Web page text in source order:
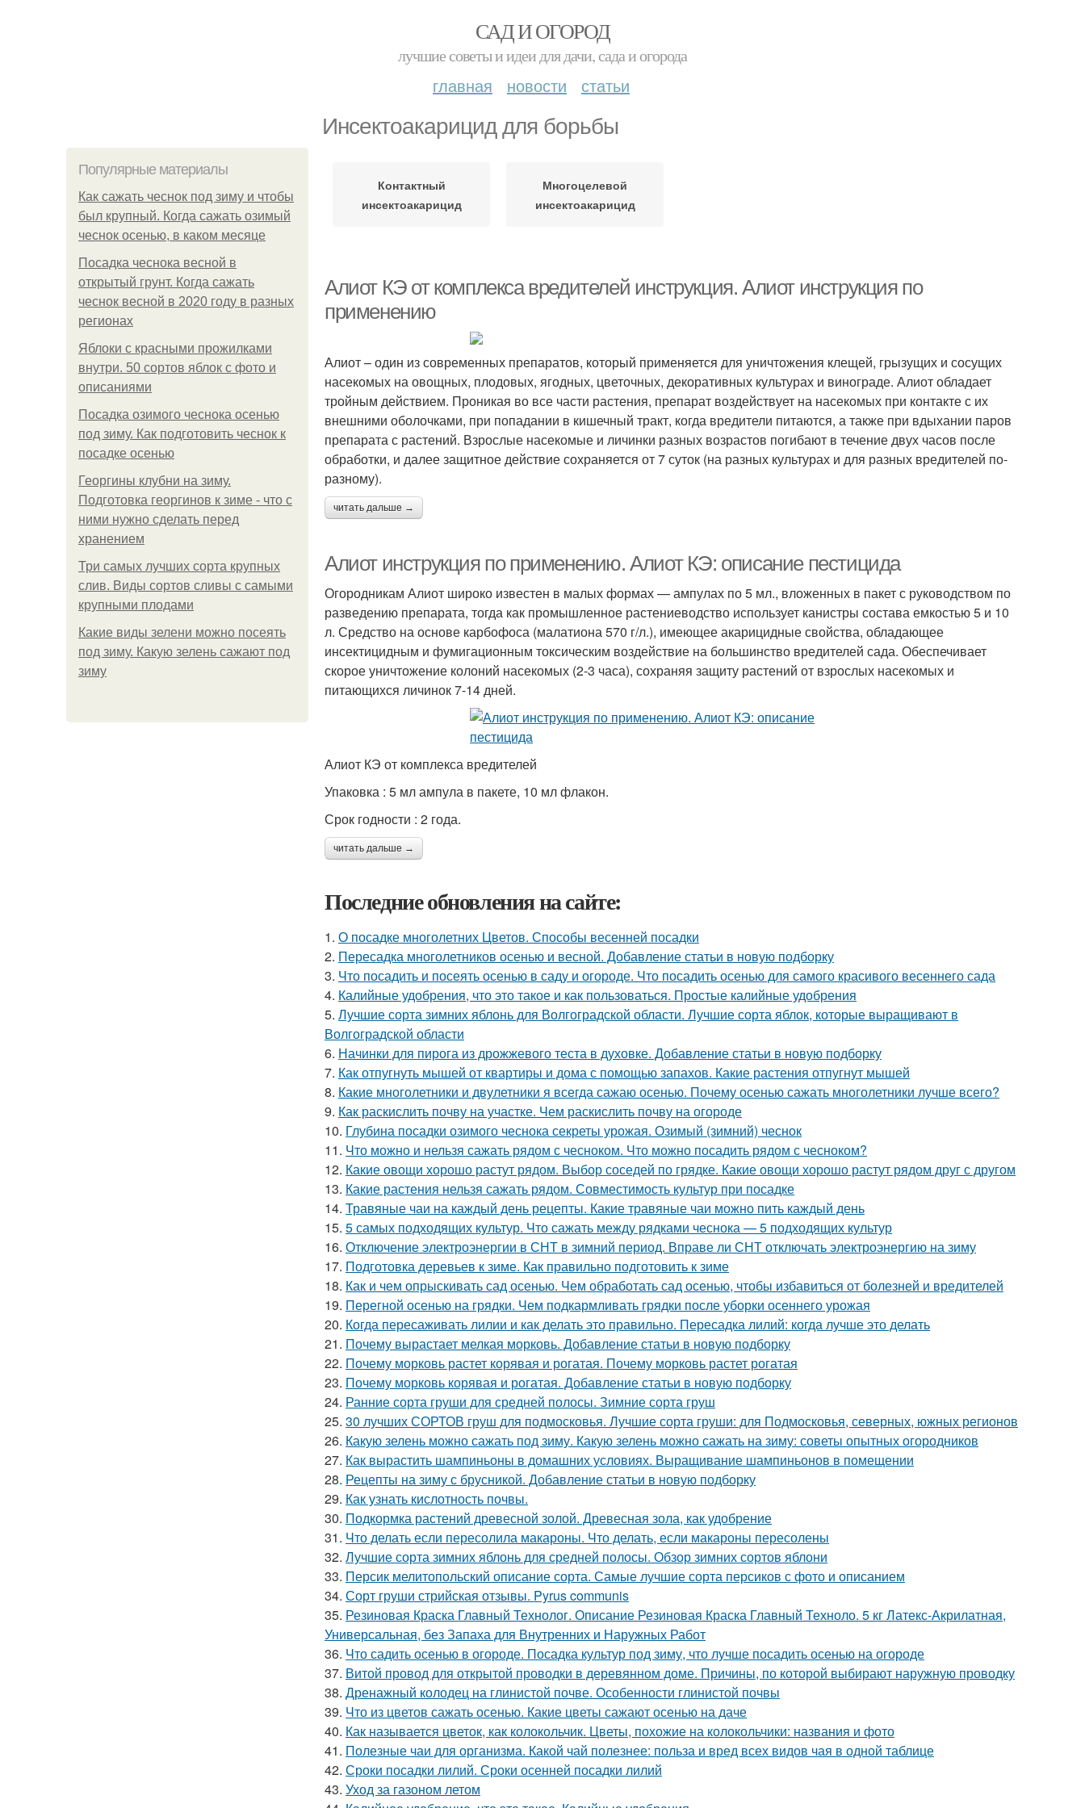
САД И ОГОРОД
лучшие советы и идеи для дачи, сада и огорода
главная новости статьи
Инсектоакарицид для борьбы
Популярные материалы
Как сажать чеснок под зиму и чтобы
был крупный. Когда сажать озимый
чеснок осенью, в каком месяце
Посадка чеснока весной в
открытый грунт. Когда сажать
чеснок весной в 2020 году в разных
регионах
Яблоки с красными прожилками
внутри. 50 сортов яблок с фото и
описаниями
Посадка озимого чеснока осенью
под зиму. Как подготовить чеснок к
посадке осенью
Георгины клубни на зиму.
Подготовка георгинов к зиме - что с
ними нужно сделать перед
хранением
Три самых лучших сорта крупных
слив. Виды сортов сливы с самыми
крупными плодами
Какие виды зелени можно посеять
под зиму. Какую зелень сажают под
зиму
Контактный
инсектоакарицид
Многоцелевой
инсектоакарицид
Алиот КЭ от комплекса вредителей инструкция. Алиот инструкция по
применению
Алиот – один из современных препаратов, который применяется для уничтожения клещей, грызущих и сосущих
насекомых на овощных, плодовых, ягодных, цветочных, декоративных культурах и винограде. Алиот обладает
тройным действием. Проникая во все части растения, препарат воздействует на насекомых при контакте с их
внешними оболочками, при попадании в кишечный тракт, когда вредители питаются, а также при вдыхании паров
препарата с растений. Взрослые насекомые и личинки разных возрастов погибают в течение двух часов после
обработки, и далее защитное действие сохраняется от 7 суток (на разных культурах и для разных вредителей по-
разному).
читать дальше →
Алиот инструкция по применению. Алиот КЭ: описание пестицида
Огородникам Алиот широко известен в малых формах — ампулах по 5 мл., вложенных в пакет с руководством по
разведению препарата, тогда как промышленное растениеводство использует канистры состава емкостью 5 и 10
л. Средство на основе карбофоса (малатиона 570 г/л.), имеющее акарицидные свойства, обладающее
инсектицидным и фумигационным токсическим воздействие на большинство вредителей сада. Обеспечивает
скорое уничтожение колоний насекомых (2-3 часа), сохраняя защиту растений от взрослых насекомых и
питающихся личинок 7-14 дней.
Алиот КЭ от комплекса вредителей
Упаковка : 5 мл ампула в пакете, 10 мл флакон.
Срок годности : 2 года.
читать дальше →
Последние обновления на сайте:
1. О посадке многолетних Цветов. Способы весенней посадки
2. Пересадка многолетников осенью и весной. Добавление статьи в новую подборку
3. Что посадить и посеять осенью в саду и огороде. Что посадить осенью для самого красивого весеннего сада
4. Калийные удобрения, что это такое и как пользоваться. Простые калийные удобрения
5. Лучшие сорта зимних яблонь для Волгоградской области. Лучшие сорта яблок, которые выращивают в
Волгоградской области
6. Начинки для пирога из дрожжевого теста в духовке. Добавление статьи в новую подборку
7. Как отпугнуть мышей от квартиры и дома с помощью запахов. Какие растения отпугнут мышей
8. Какие многолетники и двулетники я всегда сажаю осенью. Почему осенью сажать многолетники лучше всего?
9. Как раскислить почву на участке. Чем раскислить почву на огороде
10. Глубина посадки озимого чеснока секреты урожая. Озимый (зимний) чеснок
11. Что можно и нельзя сажать рядом с чесноком. Что можно посадить рядом с чесноком?
12. Какие овощи хорошо растут рядом. Выбор соседей по грядке. Какие овощи хорошо растут рядом друг с другом
13. Какие растения нельзя сажать рядом. Совместимость культур при посадке
14. Травяные чаи на каждый день рецепты. Какие травяные чаи можно пить каждый день
15. 5 самых подходящих культур. Что сажать между рядками чеснока — 5 подходящих культур
16. Отключение электроэнергии в СНТ в зимний период. Вправе ли СНТ отключать электроэнергию на зиму
17. Подготовка деревьев к зиме. Как правильно подготовить к зиме
18. Как и чем опрыскивать сад осенью. Чем обработать сад осенью, чтобы избавиться от болезней и вредителей
19. Перегной осенью на грядки. Чем подкармливать грядки после уборки осеннего урожая
20. Когда пересаживать лилии и как делать это правильно. Пересадка лилий: когда лучше это делать
21. Почему вырастает мелкая морковь. Добавление статьи в новую подборку
22. Почему морковь растет корявая и рогатая. Почему морковь растет рогатая
23. Почему морковь корявая и рогатая. Добавление статьи в новую подборку
24. Ранние сорта груши для средней полосы. Зимние сорта груш
25. 30 лучших СОРТОВ груш для подмосковья. Лучшие сорта груши: для Подмосковья, северных, южных регионов
26. Какую зелень можно сажать под зиму. Какую зелень можно сажать на зиму: советы опытных огородников
27. Как вырастить шампиньоны в домашних условиях. Выращивание шампиньонов в помещении
28. Рецепты на зиму с брусникой. Добавление статьи в новую подборку
29. Как узнать кислотность почвы.
30. Подкормка растений древесной золой. Древесная зола, как удобрение
31. Что делать если пересолила макароны. Что делать, если макароны пересолены
32. Лучшие сорта зимних яблонь для средней полосы. Обзор зимних сортов яблони
33. Персик мелитопольский описание сорта. Самые лучшие сорта персиков с фото и описанием
34. Сорт груши стрийская отзывы. Pyrus communis
35. Резиновая Краска Главный Технолог. Описание Резиновая Краска Главный Техноло. 5 кг Латекс-Акрилатная,
Универсальная, без Запаха для Внутренних и Наружных Работ
36. Что садить осенью в огороде. Посадка культур под зиму, что лучше посадить осенью на огороде
37. Витой провод для открытой проводки в деревянном доме. Причины, по которой выбирают наружную проводку
38. Дренажный колодец на глинистой почве. Особенности глинистой почвы
39. Что из цветов сажать осенью. Какие цветы сажают осенью на даче
40. Как называется цветок, как колокольчик. Цветы, похожие на колокольчики: названия и фото
41. Полезные чаи для организма. Какой чай полезнее: польза и вред всех видов чая в одной таблице
42. Сроки посадки лилий. Сроки осенней посадки лилий
43. Уход за газоном летом